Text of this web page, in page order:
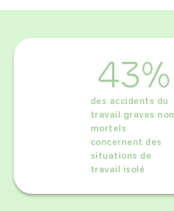
43%
des accidents du
travail graves non
mortels
concernent des
situations de
travail isolé